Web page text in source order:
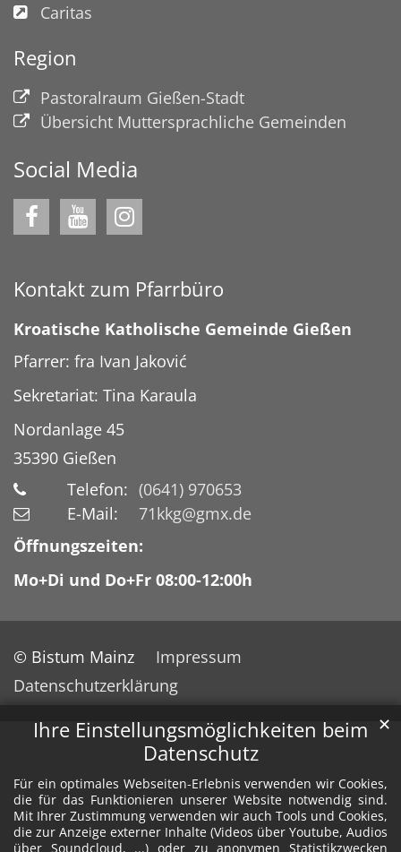
Ihre Einstellungsmöglichkeiten beim
Datenschutz
Für ein optimales Webseiten-Erlebnis verwenden wir Cookies,
die für das Funktionieren unserer Website notwendig sind.
Mit Ihrer Zustimmung verwenden wir auch Tools und Cookies,
die zur Anzeige externer Inhalte (Videos über Youtube, Audios
über Soundcloud, ...) oder zu anonymen Statistikzwecken
✕
Caritas
Region
Pastoralraum Gießen-Stadt
Übersicht Muttersprachliche Gemeinden
Social Media
Kontakt zum Pfarrbüro
Kroatische Katholische Gemeinde Gießen
Pfarrer: fra Ivan Jaković
Sekretariat: Tina Karaula
Nordanlage 45
35390 Gießen
Telefon: (0641) 970653
E-Mail:
71kkg@gmx.de
Öffnungszeiten:
Mo+Di und Do+Fr 08:00-12:00h
© Bistum Mainz
Impressum
Datenschutzerklärung